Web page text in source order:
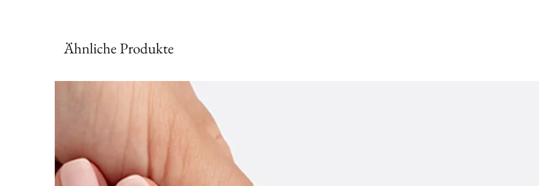
Ähnliche Produkte